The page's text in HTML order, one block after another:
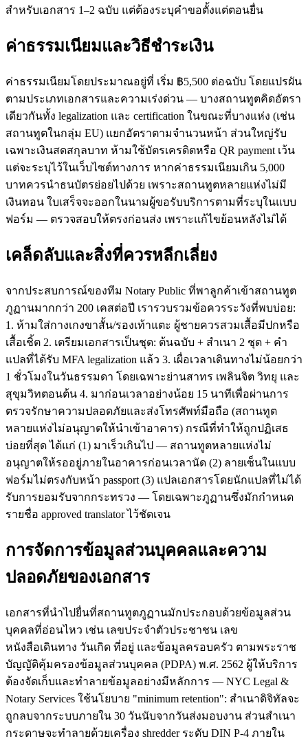
สำหรับเอกสาร 1–2 ฉบับ แต่ต้องระบุคำขอตั้งแต่ตอนยื่น
ค่าธรรมเนียมและวิธีชำระเงิน
ค่าธรรมเนียมโดยประมาณอยู่ที่ เริ่ม ฿5,500 ต่อฉบับ โดยแปรผัน
ตามประเภทเอกสารและความเร่งด่วน — บางสถานทูตคิดอัตรา
เดียวกันทั้ง legalization และ certification ในขณะที่บางแห่ง (เช่น
สถานทูตในกลุ่ม EU) แยกอัตราตามจำนวนหน้า ส่วนใหญ่รับ
เฉพาะเงินสดสกุลบาท ห้ามใช้บัตรเครดิตหรือ QR payment เว้น
แต่จะระบุไว้ในเว็บไซต์ทางการ หากค่าธรรมเนียมเกิน 5,000
บาทควรนำธนบัตรย่อยไปด้วย เพราะสถานทูตหลายแห่งไม่มี
เงินทอน ใบเสร็จจะออกในนามผู้ขอรับบริการตามที่ระบุในแบบ
ฟอร์ม — ตรวจสอบให้ตรงก่อนส่ง เพราะแก้ไขย้อนหลังไม่ได้
เคล็ดลับและสิ่งที่ควรหลีกเลี่ยง
จากประสบการณ์ของทีม Notary Public ที่พาลูกค้าเข้าสถานทูต
ภูฏานมากกว่า 200 เคสต่อปี เรารวบรวมข้อควรระวังที่พบบ่อย:
1. ห้ามใส่กางเกงขาสั้น/รองเท้าแตะ ผู้ชายควรสวมเสื้อมีปกหรือ
เสื้อเชิ้ต 2. เตรียมเอกสารเป็นชุด: ต้นฉบับ + สำเนา 2 ชุด + คำ
แปลที่ได้รับ MFA legalization แล้ว 3. เผื่อเวลาเดินทางไม่น้อยกว่า
1 ชั่วโมงในวันธรรมดา โดยเฉพาะย่านสาทร เพลินจิต วิทยุ และ
สุขุมวิทตอนต้น 4. มาก่อนเวลาอย่างน้อย 15 นาทีเพื่อผ่านการ
ตรวจรักษาความปลอดภัยและส่งโทรศัพท์มือถือ (สถานทูต
หลายแห่งไม่อนุญาตให้นำเข้าอาคาร) กรณีที่ทำให้ถูกปฏิเสธ
บ่อยที่สุด ได้แก่ (1) มาเร็วเกินไป — สถานทูตหลายแห่งไม่
อนุญาตให้รออยู่ภายในอาคารก่อนเวลานัด (2) ลายเซ็นในแบบ
ฟอร์มไม่ตรงกับหน้า passport (3) แปลเอกสารโดยนักแปลที่ไม่ได้
รับการยอมรับจากกระทรวง — โดยเฉพาะภูฏานซึ่งมักกำหนด
รายชื่อ approved translator ไว้ชัดเจน
การจัดการข้อมูลส่วนบุคคลและความ
ปลอดภัยของเอกสาร
เอกสารที่นำไปยื่นที่สถานทูตภูฏานมักประกอบด้วยข้อมูลส่วน
บุคคลที่อ่อนไหว เช่น เลขประจำตัวประชาชน เลข
หนังสือเดินทาง วันเกิด ที่อยู่ และข้อมูลครอบครัว ตามพระราช
บัญญัติคุ้มครองข้อมูลส่วนบุคคล (PDPA) พ.ศ. 2562 ผู้ให้บริการ
ต้องจัดเก็บและทำลายข้อมูลอย่างมีหลักการ — NYC Legal &
Notary Services ใช้นโยบาย "minimum retention": สำเนาดิจิทัลจะ
ถูกลบจากระบบภายใน 30 วันนับจากวันส่งมอบงาน ส่วนสำเนา
กระดาษจะทำลายด้วยเครื่อง shredder ระดับ DIN P-4 ภายใน